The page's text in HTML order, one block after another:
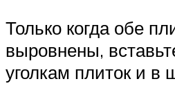
Только когда обе
выровнены,
уголкам плиток и в